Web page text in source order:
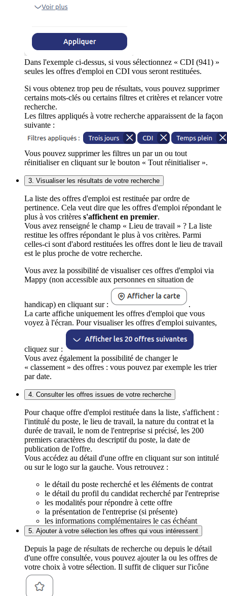
Dans l'exemple ci-dessus, si vous sélectionnez « CDI (941) »
seules les offres d'emploi en CDI vous seront restituées.
Si vous obtenez trop peu de résultats, vous pouvez supprimer
certains mots-clés ou certains filtres et critères et relancer votre
recherche.
Les filtres appliqués à votre recherche apparaissent de la façon
suivante :
Vous pouvez supprimer les filtres un par un ou tout
réinitialiser en cliquant sur le bouton « Tout réinitialiser ».
3. Visualiser les résultats de votre recherche
La liste des offres d'emploi est restituée par ordre de
pertinence. Cela veut dire que les offres d'emploi répondant le
plus à vos critères s'affichent en premier.
Vous avez renseigné le champ « Lieu de travail » ? La liste
restitue les offres répondant le plus à vos critères. Parmi
celles-ci sont d'abord restituées les offres dont le lieu de travail
est le plus proche de votre recherche.
Vous avez la possibilité de visualiser ces offres d'emploi via
Mappy (non accessible aux personnes en situation de
handicap) en cliquant sur :
.
La carte affiche uniquement les offres d'emploi que vous
voyez à l'écran. Pour visualiser les offres d'emploi suivantes,
cliquez sur :
Vous avez également la possibilité de changer le
« classement » des offres : vous pouvez par exemple les trier
par date.
4. Consulter les offres issues de votre recherche
Pour chaque offre d'emploi restituée dans la liste, s'affichent :
l'intitulé du poste, le lieu de travail, la nature du contrat et la
durée de travail, le nom de l'entreprise si précisé, les 200
premiers caractères du descriptif du poste, la date de
publication de l'offre.
Vous accédez au détail d'une offre en cliquant sur son intitulé
ou sur le logo sur la gauche. Vous retrouvez :
le détail du poste recherché et les éléments de contrat
le détail du profil du candidat recherché par l'entreprise
les modalités pour répondre à cette offre
la présentation de l'entreprise (si présente)
les informations complémentaires le cas échéant
5. Ajouter à votre sélection les offres qui vous intéressent
Depuis la page de résultats de recherche ou depuis le détail
d'une offre consultée, vous pouvez ajouter la ou les offres de
votre choix à votre sélection. Il suffit de cliquer sur l'icône